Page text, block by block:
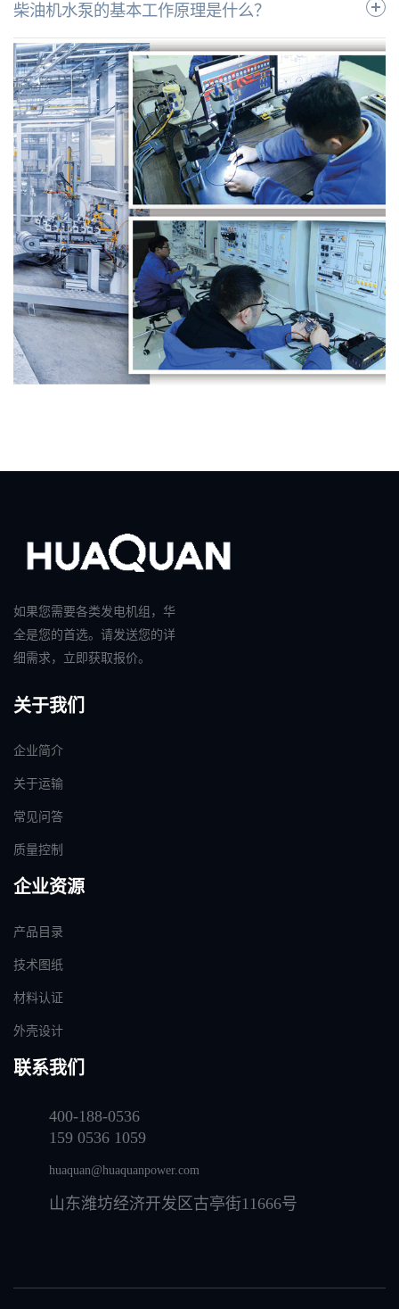
柴油机水泵的基本工作原理是什么？
如果您需要各类发电机组，华
全是您的首选。请发送您的详
细需求，立即获取报价。
关于我们
企业简介
关于运输
常见问答
质量控制
企业资源
产品目录
技术图纸
材料认证
外壳设计
联系我们
400-188-0536
159 0536 1059
huaquan@huaquanpower.com
山东潍坊经济开发区古亭街11666号